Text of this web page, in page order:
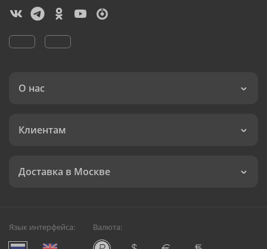
О нас
Клиентам
Доставка в Москве
Язык интерфейса: Валюта: